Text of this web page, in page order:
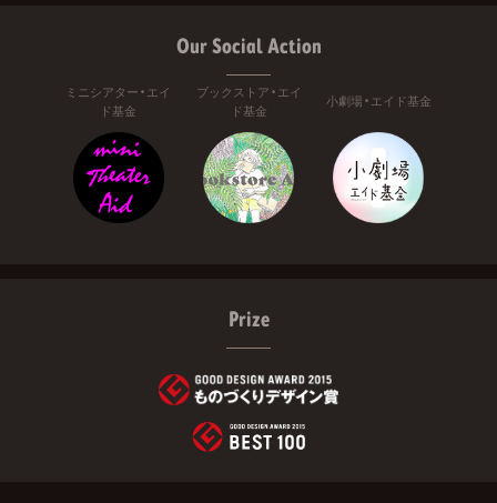
Our Social Action
ミニシアター・エイ
ド基金
ブックストア・エイ
ド基金
小劇場・エイド基金
Prize